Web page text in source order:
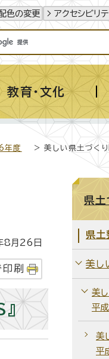
色の変更 アクセシビリ
教育・文化
年度 > 美しい県土づく
8月26日
刷
県土
県土
美し
美
平
美
平